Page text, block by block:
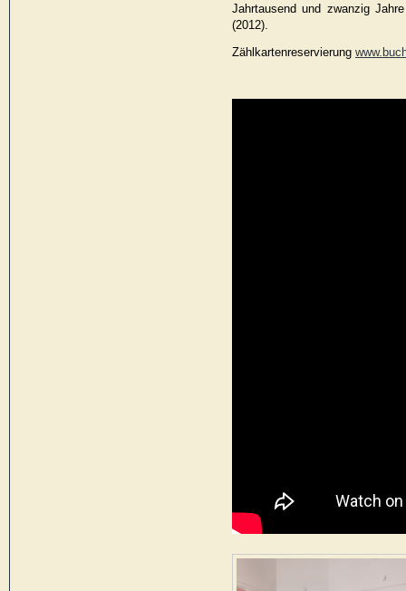
Jahrtausend und zwanzig
(2012).
Zählkartenreservierung